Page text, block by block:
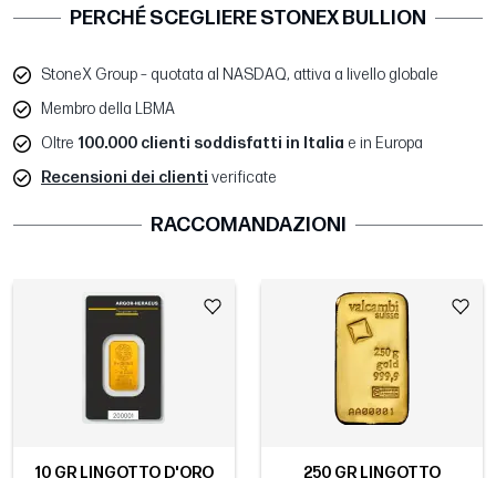
PERCHÉ SCEGLIERE STONEX BULLION
StoneX Group – quotata al NASDAQ, attiva a livello globale
Membro della LBMA
Oltre 100.000 clienti soddisfatti in Italia e in Europa
Recensioni dei clienti verificate
RACCOMANDAZIONI
10 GR LINGOTTO D'ORO 250 GR LINGOTTO